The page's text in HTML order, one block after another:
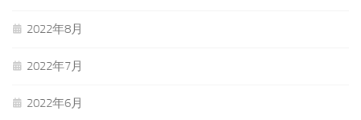
2022年8月
2022年7月
2022年6月